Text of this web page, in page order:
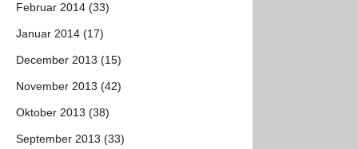
Februar 2014 (33)
Januar 2014 (17)
December 2013 (15)
November 2013 (42)
Oktober 2013 (38)
September 2013 (33)